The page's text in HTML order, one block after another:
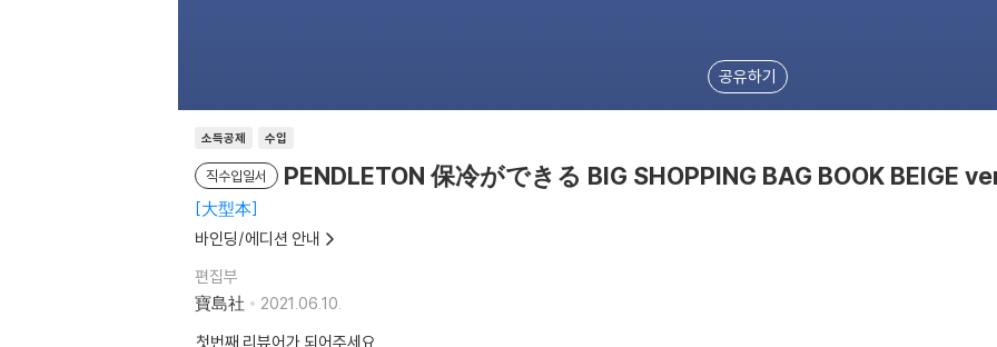
공유하기
소득공제 수입
직수입일서 PENDLETON 保冷ができる BIG SHOPPING BAG BOOK BEIGE
大型本
바인딩/에디션 안내
편집부
寶島社
2021.06.10.
첫번째 리뷰어가 되어주세요